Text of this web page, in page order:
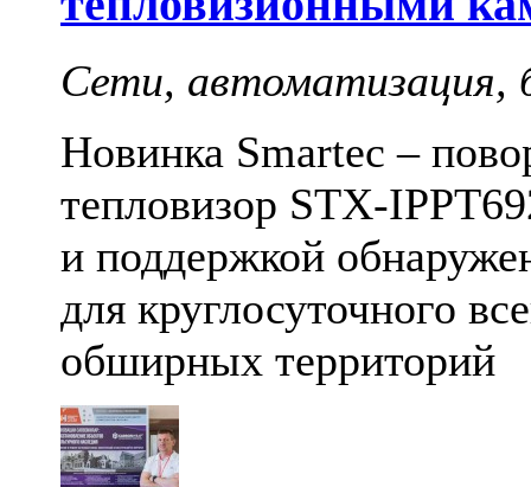
Сети, автоматизация,
Новинка Smartec –
тепловизор STX-
и поддержкой
для круглосуточного
обширных территорий